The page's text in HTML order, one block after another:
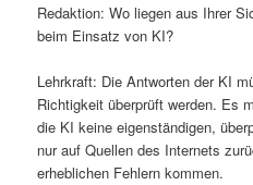
Redaktion: Wo liegen aus Ihrer
beim Einsatz von KI?
Lehrkraft: Die Antworten der KI
Richtigkeit überprüft werden. Es
die KI keine eigenständigen,
nur auf Quellen des Internets
erheblichen Fehlern kommen.